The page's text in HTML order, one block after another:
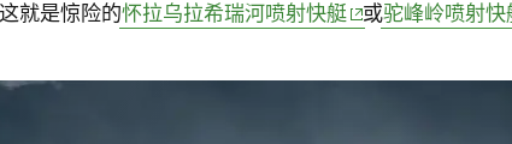
是惊险的怀拉乌拉希瑞河喷射快艇(opens in new
或驼峰岭喷射快